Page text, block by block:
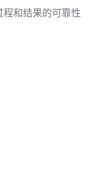
程和结果的可靠性